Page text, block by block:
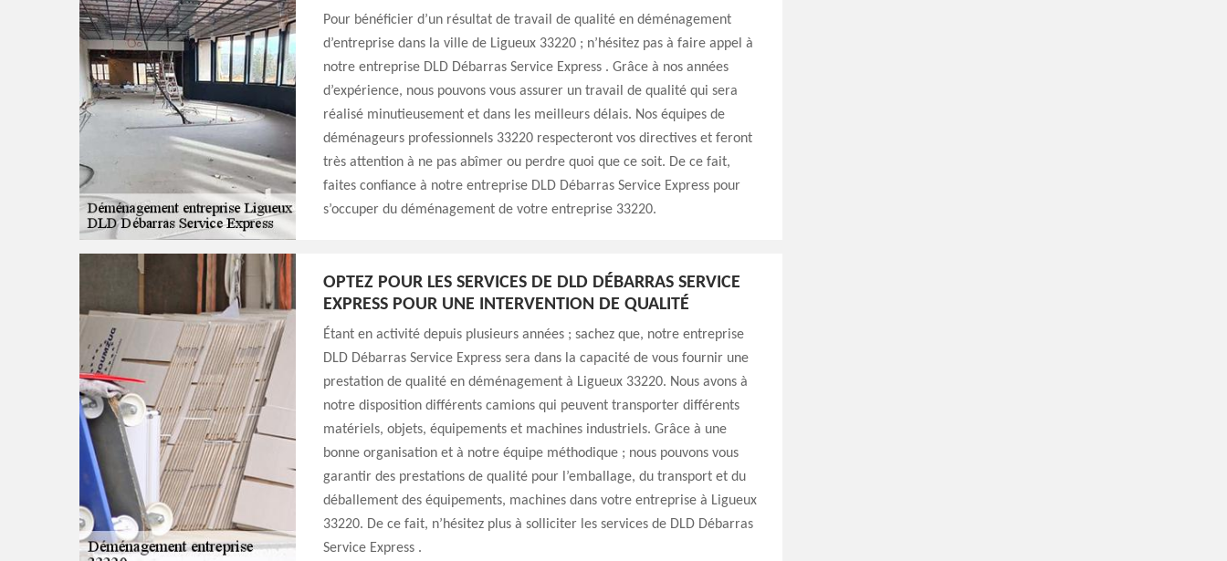
Pour bénéficier d’un résultat de travail de qualité en déménagement
d’entreprise dans la ville de Ligueux 33220 ; n’hésitez pas à faire appel à
notre entreprise DLD Débarras Service Express . Grâce à nos années
d’expérience, nous pouvons vous assurer un travail de qualité qui sera
réalisé minutieusement et dans les meilleurs délais. Nos équipes de
déménageurs professionnels 33220 respecteront vos directives et feront
très attention à ne pas abîmer ou perdre quoi que ce soit. De ce fait,
faites confiance à notre entreprise DLD Débarras Service Express pour
s’occuper du déménagement de votre entreprise 33220.
OPTEZ POUR LES SERVICES DE DLD DÉBARRAS SERVICE
EXPRESS POUR UNE INTERVENTION DE QUALITÉ
Étant en activité depuis plusieurs années ; sachez que, notre entreprise
DLD Débarras Service Express sera dans la capacité de vous fournir une
prestation de qualité en déménagement à Ligueux 33220. Nous avons à
notre disposition différents camions qui peuvent transporter différents
matériels, objets, équipements et machines industriels. Grâce à une
bonne organisation et à notre équipe méthodique ; nous pouvons vous
garantir des prestations de qualité pour l’emballage, du transport et du
déballement des équipements, machines dans votre entreprise à Ligueux
33220. De ce fait, n’hésitez plus à solliciter les services de DLD Débarras
Service Express .